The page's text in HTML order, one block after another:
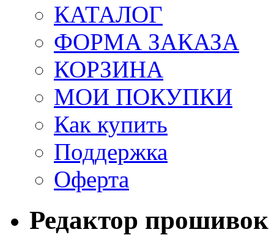
КАТАЛОГ
ФОРМА ЗАКАЗА
КОРЗИНА
МОИ ПОКУПКИ
Как купить
Поддержка
Оферта
Редактор прошивок